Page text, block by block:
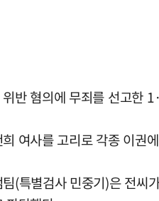
반 혐의에 무죄를 선고한
여사를 고리로 각종 이권
(특별검사 민중기)은 전